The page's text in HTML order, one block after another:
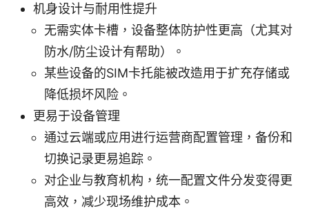
机身设计与耐用性提升
无需实体卡槽，设备整体防护性更高（尤其对
防水/防尘设计有帮助）。
某些设备的SIM卡托能被改造用于扩充存储或
降低损坏风险。
更易于设备管理
通过云端或应用进行运营商配置管理，备份和
切换记录更易追踪。
对企业与教育机构，统一配置文件分发变得更
高效，减少现场维护成本。